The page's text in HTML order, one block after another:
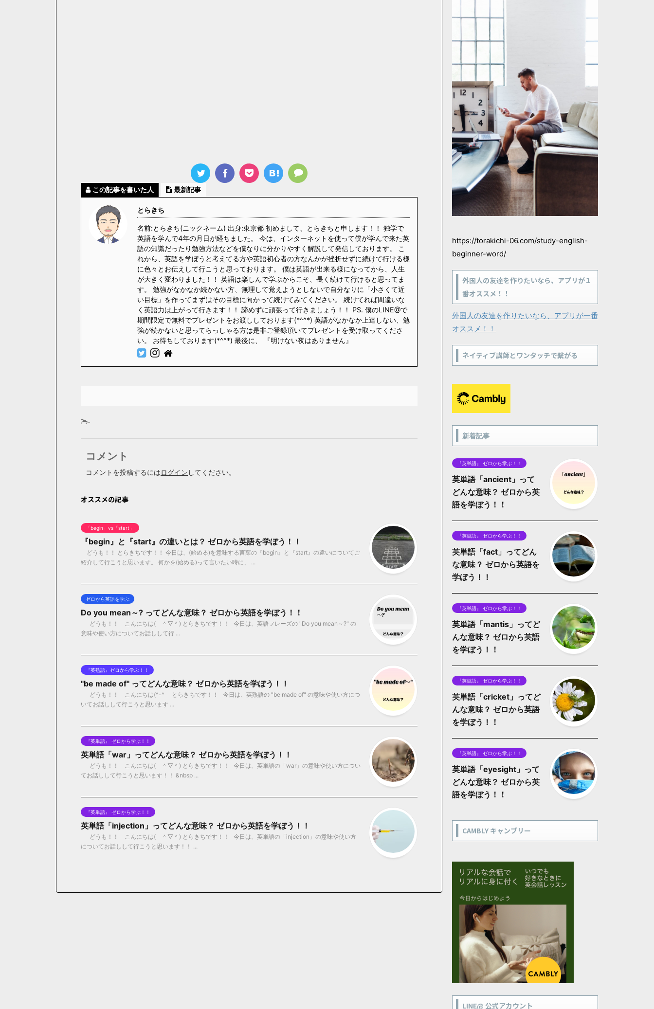
この記事を書いた人 最新記事
とらきち
名前:とらきち(ニックネーム) 出身:東京都 初めまして、とらきちと申します！！ 独学で
英語を学んで4年の月日が経ちました。 今は、インターネットを使って僕が学んで来た英
語の知識だったり勉強方法などを僕なりに分かりやすく解説して発信しております。 こ
れから、英語を学ぼうと考えてる方や英語初心者の方なんかが挫折せずに続けて行ける様
に色々とお伝えして行こうと思っております。 僕は英語が出来る様になってから、人生
が大きく変わりました！！ 英語は楽しんで学ぶからこそ、長く続けて行けると思ってま
す。 勉強がなかなか続かない方、無理して覚えようとしないで自分なりに「小さくて近
い目標」を作ってまずはその目標に向かって続けてみてください。 続けてれば間違いな
く英語力は上がって行きます！！ 諦めずに頑張って行きましょう！！ PS. 僕のLINE@で
期間限定で無料でプレゼントをお渡ししております(*^^*) 英語がなかなか上達しない、勉
強が続かないと思ってらっしゃる方は是非ご登録頂いてプレゼントを受け取ってくださ
い。 お待ちしております(*^^*) 最後に、 『明けない夜はありません』
-
コメント
コメントを投稿するにはログイン してください。
オススメの記事
「begin」vs「start」
『begin』と『start』の違いとは？ ゼロから英語を学ぼう！！
どうも！！ とらきちです！！ 今日は、(始める)を意味する言葉の『begin』と『start』の違いについてご
紹介して行こうと思います。 何かを(始める)って言いたい時に、 ...
ゼロから英語を学ぶ
Do you mean～? ってどんな意味？ ゼロから英語を学ぼう！！
どうも！！ こんにちは( ＾▽＾) とらきちです！！ 今日は、英語フレーズの "Do you mean～?" の
意味や使い方についてお話しして行 ...
『英熟語』ゼロから学ぶ！！
"be made of" ってどんな意味？ ゼロから英語を学ぼう！！
どうも！！ こんにちは(^-^ゞ とらきちです！！ 今日は、英熟語の "be made of" の意味や使い方につ
いてお話しして行こうと思います ...
『英単語』 ゼロから学ぶ！！
英単語「war」ってどんな意味？ ゼロから英語を学ぼう！！
どうも！！ こんにちは( ＾▽＾) とらきちです！！ 今日は、英単語の「war」の意味や使い方につい
てお話しして行こうと思います！！ &nbsp ...
『英単語』 ゼロから学ぶ！！
英単語「injection」ってどんな意味？ ゼロから英語を学ぼう！！
どうも！！ こんにちは( ＾▽＾) とらきちです！！ 今日は、英単語の「injection」の意味や使い方
についてお話しして行こうと思います！！ ...
https://torakichi-06.com/study-english-
beginner-word/
外国人の友達を作りたいなら、アプリが１
番オススメ！！
外国人の友達を作りたいなら、アプリが一番
オススメ！！
ネイティブ講師とワンタッチで繋がる
新着記事
『英単語』 ゼロから学ぶ！！
英単語「ancient」って
どんな意味？ ゼロから英
語を学ぼう！！
『英単語』 ゼロから学ぶ！！
英単語「fact」ってどん
な意味？ ゼロから英語を
学ぼう！！
『英単語』 ゼロから学ぶ！！
英単語「mantis」ってど
んな意味？ ゼロから英語
を学ぼう！！
『英単語』 ゼロから学ぶ！！
英単語「cricket」ってど
んな意味？ ゼロから英語
を学ぼう！！
『英単語』 ゼロから学ぶ！！
英単語「eyesight」って
どんな意味？ ゼロから英
語を学ぼう！！
CAMBLY キャンブリー
LINE@ 公式アカウント